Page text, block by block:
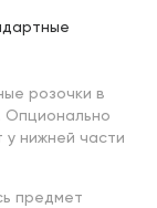
розочки в
Опционально
нижней части
предмет